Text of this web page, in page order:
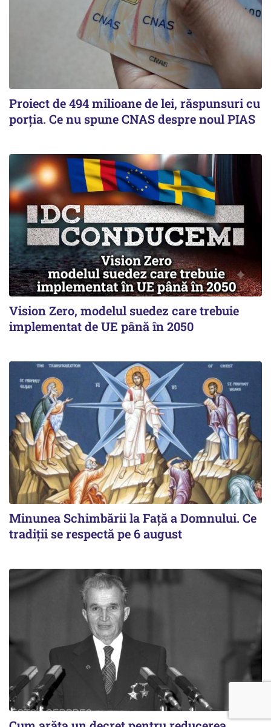
Proiect de 494 milioane de lei, răspunsuri cu
porția. Ce nu spune CNAS despre noul PIAS
Vision Zero, modelul suedez care trebuie
implementat de UE până în 2050
Minunea Schimbării la Față a Domnului. Ce
tradiții se respectă pe 6 august